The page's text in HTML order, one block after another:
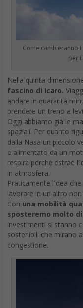
Lenovo ha
dalle
di alloggiare ben
P52 è prevista per
Lenovo ha annunciato il
caratteristiche
ben 128 GB di RAM.
Il Lenovo ThinkPad
ThinkPad P52 con
La RAM da 128 GB è
del ThinkPad P52 che
le altre specifiche